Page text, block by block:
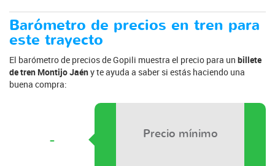
Barómetro de precios en tren para
este trayecto
El barómetro de precios de Gopili muestra el precio para un billete
de tren Montijo Jaény te ayuda a saber si estás haciendo una
buena compra:
- Precio mínimo